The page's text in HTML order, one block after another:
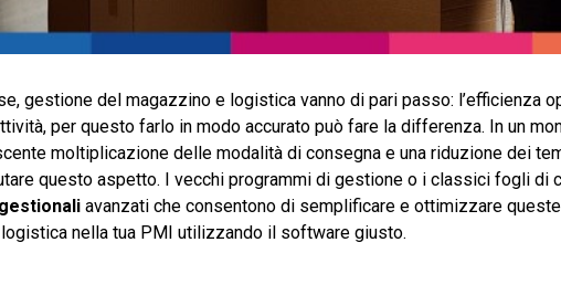
gestione del magazzino e logistica vanno di pari passo: l’efficienza
per questo farlo in modo accurato può fare la differenza. In un
moltiplicazione delle modalità di consegna e una riduzione dei
questo aspetto. I vecchi programmi di gestione o i classici fogli di
avanzati che consentono di semplificare e ottimizzare
nella tua PMI utilizzando il software giusto.